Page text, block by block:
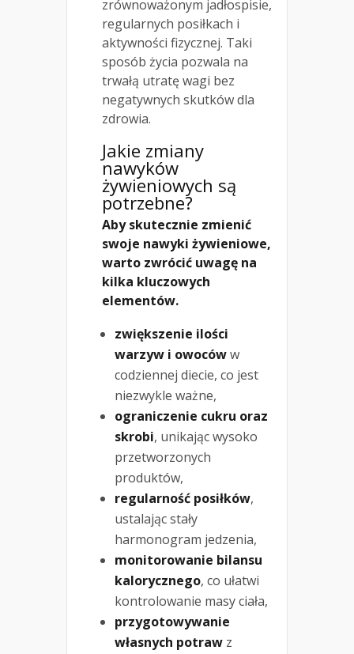
zrównoważonym jadłospisie,
regularnych posiłkach i
aktywności fizycznej. Taki
sposób życia pozwala na
trwałą utratę wagi bez
negatywnych skutków dla
zdrowia.
Jakie zmiany
nawyków
żywieniowych są
potrzebne?
Aby skutecznie zmienić
swoje nawyki żywieniowe,
warto zwrócić uwagę na
kilka kluczowych
elementów.
zwiększenie ilości
warzyw i owocóww
codziennej diecie, co jest
niezwykle ważne,
ograniczenie cukru oraz
skrobi, unikając wysoko
przetworzonych
produktów,
regularność posiłków,
ustalając stały
harmonogram jedzenia,
monitorowanie bilansu
kalorycznego, co ułatwi
kontrolowanie masy ciała,
przygotowywanie
własnych potraw z